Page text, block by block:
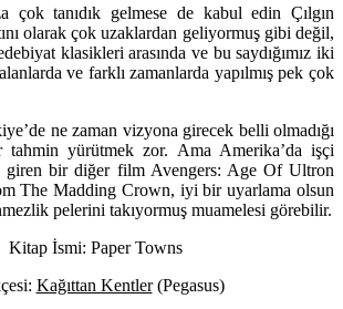
çok tanıdık gelmese de kabul edin Çılgın
olarak çok uzaklardan geliyormuş gibi değil,
klasikleri arasında ve bu saydığımız iki
ve farklı zamanlarda yapılmış pek çok
ne zaman vizyona girecek belli olmadığı
yürütmek zor. Ama Amerika’da işçi
giren bir diğer film Avengers: Age Of Ultron
The Madding Crown, iyi bir uyarlama olsun
pelerini takıyormuş muamelesi görebilir.
Kitap İsmi: Paper Towns
Kağıttan Kentler(Pegasus)